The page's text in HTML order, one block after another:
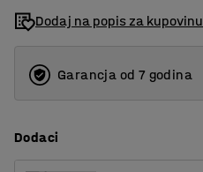
Dodaj na popis za kupovinu
Garancja od 7 godina
Dodaci